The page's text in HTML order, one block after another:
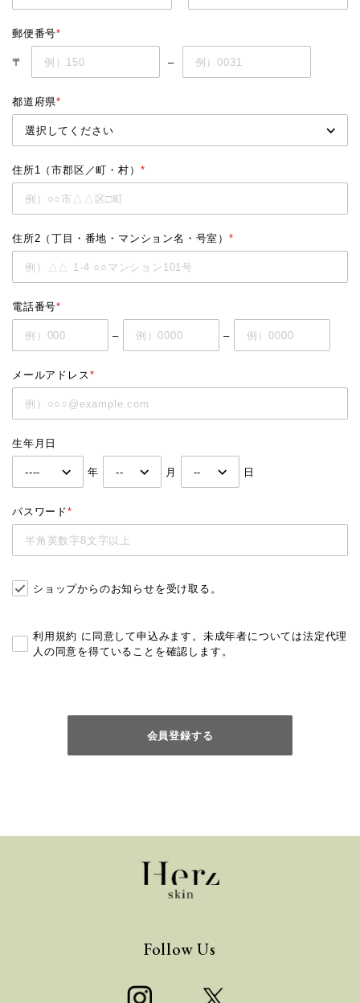
郵便番号*
〒 –
都道府県*
住所1（市郡区／町・村） *
住所2（丁目・番地・マンション名・号室） *
電話番号*
– –
メールアドレス*
生年月日
年 月 日
パスワード*
ショップからのお知らせを受け取る。
利用規約 に同意して申込みます。未成年者については法定代理
人の同意を得ていることを確認します。
Follow Us